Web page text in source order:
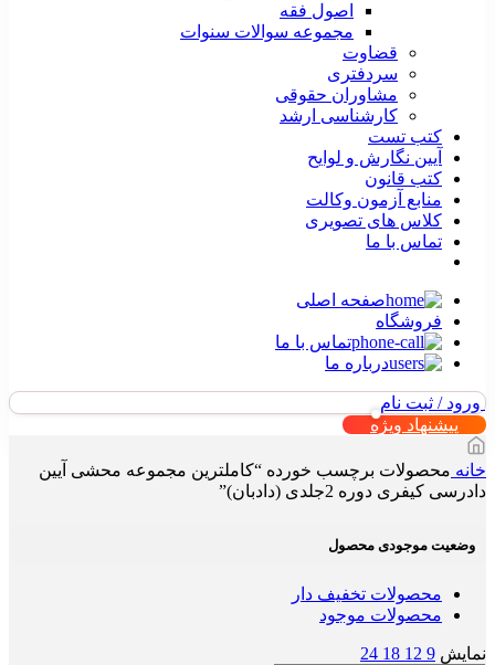
اصول فقه
مجموعه سوالات سنوات
قضاوت
سردفتری
مشاوران حقوقی
کارشناسی ارشد
کتب تست
آیین نگارش و لوایح
کتب قانون
منابع آزمون وکالت
کلاس های تصویری
تماس با ما
صفحه اصلی
فروشگاه
تماس با ما
درباره ما
ورود / ثبت نام
پیشنهاد ویژه
خانه محصولات برچسب خورده “کاملترین مجموعه محشی آیین
دادرسی کیفری دوره 2جلدی (دادبان)”
وضعیت موجودی محصول
محصولات تخفیف دار
محصولات موجود
نمایش 9
12
18
24